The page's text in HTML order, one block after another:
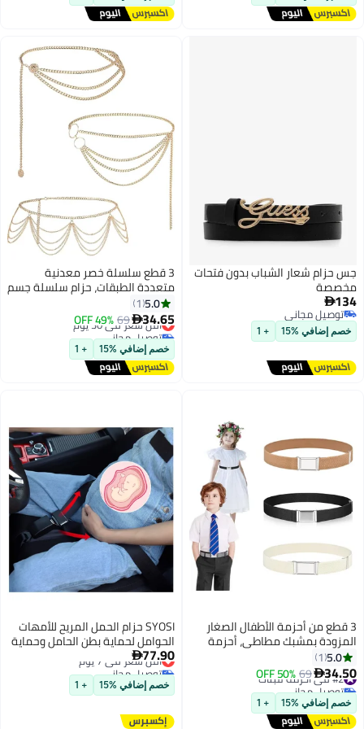
جس حزام شعار الشباب بدون فتحات
مخصصة
134
توصيل مجاني
توصيل مجاني
خصم إضافي %15 + 1
3 قطع سلسلة خصر معدنية
متعددة الطبقات، حزام سلسلة جسم
ذهبي قابل للتعديل للنساء والفتيات
مجوهرات شاطئ صيفية
5.0
1
34.65
69
49% OFF
أقل سعر في 30 يوم
توصيل مجاني
أقل سعر في 30 يوم
خصم إضافي %15 + 1
3 قطع من أحزمة الأطفال الصغار
المزودة بمشبك مطاطي، أحزمة
قابلة للتعديل للأطفال مع مشبك
مربع فضي، أحزمة خصر أنيقة
للنساء والرجال، أحزمة مطاطية
للبنطلونات الجينز والتنانير، للأولاد
والبنات - أسود + أبيض + بيج
5.0
1
34.50
69
50% OFF #2 في أحزمة للبنات
توصيل مجاني
#2 في أحزمة للبنات
خصم إضافي %15 + 1
SYOSI حزام الحمل المريح للأمهات
الحوامل لحماية بطن الحامل وحماية
الطفل غير المولود - حزام ضروري
للأمهات المتوقعات
77.90
أقل سعر في 7 يوم
توصيل مجاني
أقل سعر في 7 يوم
خصم إضافي %15 + 1